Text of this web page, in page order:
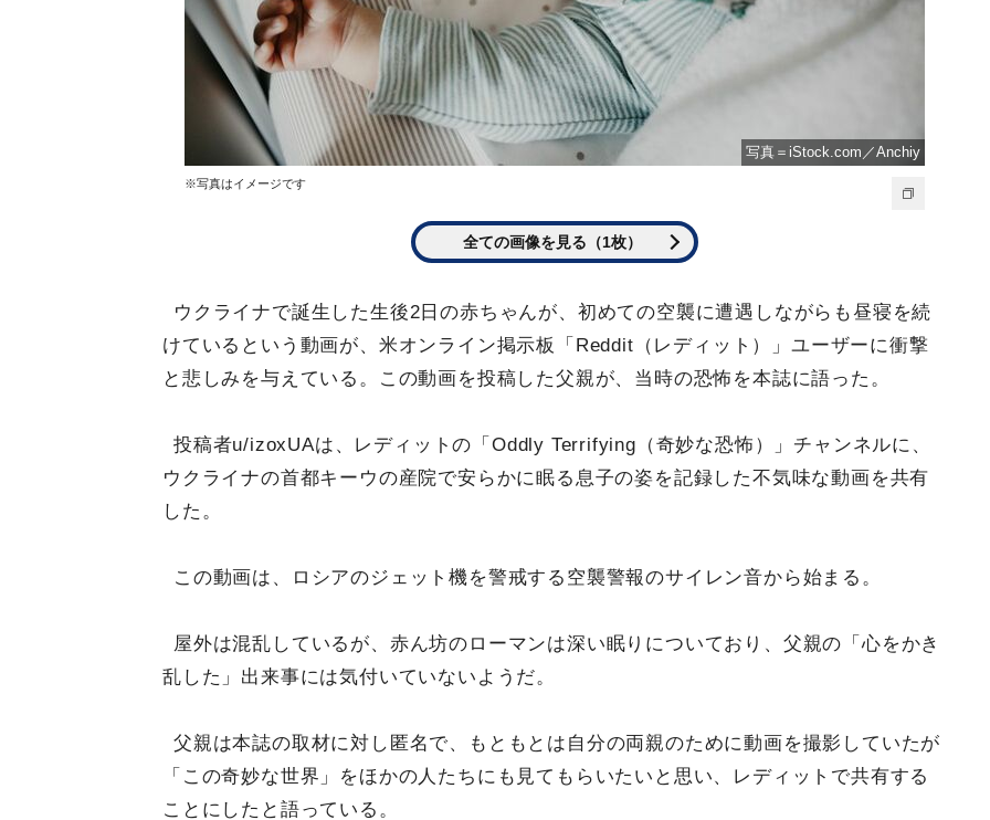
写真＝iStock.com／Anchiy
※写真はイメージです
全ての画像を見る（1枚）
ウクライナで誕生した生後2日の赤ちゃんが、初めての空襲に遭遇しながらも昼寝を続
けているという動画が、米オンライン掲示板「Reddit（レディット）」ユーザーに衝撃
と悲しみを与えている。この動画を投稿した父親が、当時の恐怖を本誌に語った。
投稿者u/izoxUAは、レディットの「Oddly Terrifying（奇妙な恐怖）」チャンネルに、
ウクライナの首都キーウの産院で安らかに眠る息子の姿を記録した不気味な動画を共有
した。
この動画は、ロシアのジェット機を警戒する空襲警報のサイレン音から始まる。
屋外は混乱しているが、赤ん坊のローマンは深い眠りについており、父親の「心をかき
乱した」出来事には気付いていないようだ。
父親は本誌の取材に対し匿名で、もともとは自分の両親のために動画を撮影していたが
「この奇妙な世界」をほかの人たちにも見てもらいたいと思い、レディットで共有する
ことにしたと語っている。